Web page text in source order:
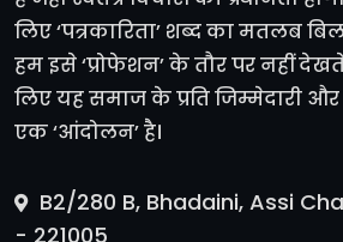
लिए ‘पत्रकारिता’ शब्द का मतलब
हम इसे ‘प्रोफेशन’ के तौर पर नहीं
लिए यह समाज के प्रति जिम्मेदारी
एक ‘आंदोलन’ है।
B2/280 B, Bhadaini, Assi
- 221005